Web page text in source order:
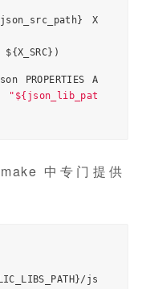
json_src_path}
X
${X_SRC})
PROPERTIES A
"${json_lib_pat
中专门提供
}/ js